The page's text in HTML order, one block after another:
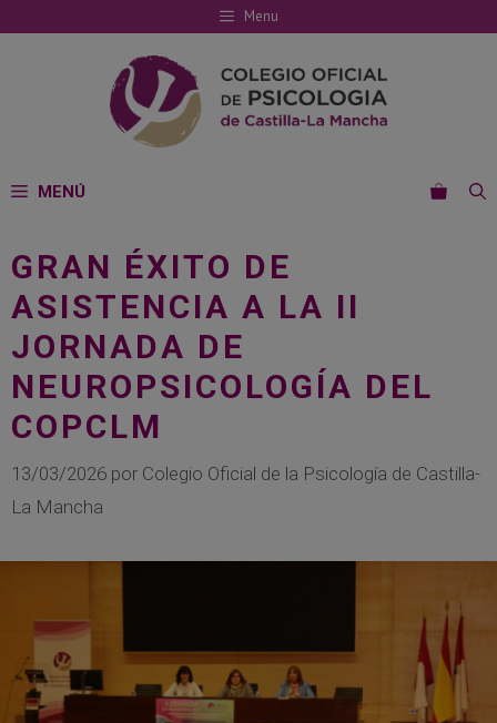
al
Menu
MENÚ
GRAN ÉXITO DE
ASISTENCIA A LA II
JORNADA DE
NEUROPSICOLOGÍA DEL
COPCLM
13/03/2026 por Colegio Oficial de la Psicología de Castilla-
La Mancha